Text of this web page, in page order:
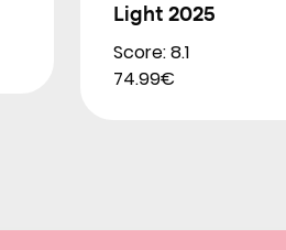
Light 2025
Score: 8.1
74.99€